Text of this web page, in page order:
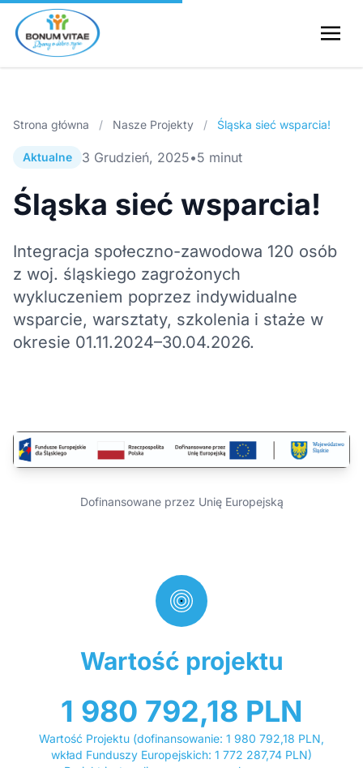
Strona główna / Nasze Projekty / Śląska sieć wsparcia!
Aktualne 3 Grudzień, 2025•5 minut
Śląska sieć wsparcia!
Integracja społeczno-zawodowa 120 osób
z woj. śląskiego zagrożonych
wykluczeniem poprzez indywidualne
wsparcie, warsztaty, szkolenia i staże w
okresie 01.11.2024–30.04.2026.
Dofinansowane przez Unię Europejską
Wartość projektu
1 980 792,18 PLN
Wartość Projektu (dofinansowanie: 1 980 792,18 PLN,
wkład Funduszy Europejskich: 1 772 287,74 PLN)